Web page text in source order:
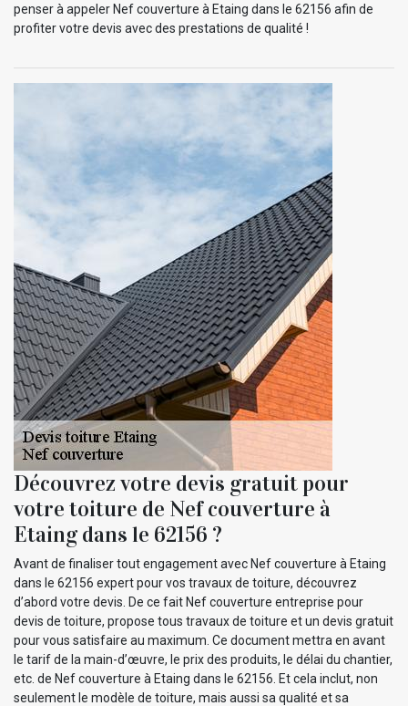
penser à appeler Nef couverture à Etaing dans le 62156 afin de
profiter votre devis avec des prestations de qualité !
Découvrez votre devis gratuit pour
votre toiture de Nef couverture à
Etaing dans le 62156 ?
Avant de finaliser tout engagement avec Nef couverture à Etaing
dans le 62156 expert pour vos travaux de toiture, découvrez
d’abord votre devis. De ce fait Nef couverture entreprise pour
devis de toiture, propose tous travaux de toiture et un devis gratuit
pour vous satisfaire au maximum. Ce document mettra en avant
le tarif de la main-d’œuvre, le prix des produits, le délai du chantier,
etc. de Nef couverture à Etaing dans le 62156. Et cela inclut, non
seulement le modèle de toiture, mais aussi sa qualité et sa